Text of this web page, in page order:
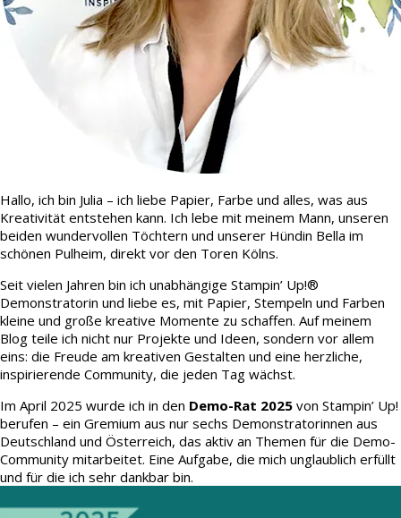
Hallo, ich bin Julia – ich liebe Papier, Farbe und alles, was aus
Kreativität entstehen kann. Ich lebe mit meinem Mann, unseren
beiden wundervollen Töchtern und unserer Hündin Bella im
schönen Pulheim, direkt vor den Toren Kölns.
Seit vielen Jahren bin ich unabhängige Stampin’ Up!®
Demonstratorin und liebe es, mit Papier, Stempeln und Farben
kleine und große kreative Momente zu schaffen. Auf meinem
Blog teile ich nicht nur Projekte und Ideen, sondern vor allem
eins: die Freude am kreativen Gestalten und eine herzliche,
inspirierende Community, die jeden Tag wächst.
Im April 2025 wurde ich in den Demo-Rat 2025 von Stampin’ Up!
berufen – ein Gremium aus nur sechs Demonstratorinnen aus
Deutschland und Österreich, das aktiv an Themen für die Demo-
Community mitarbeitet. Eine Aufgabe, die mich unglaublich erfüllt
und für die ich sehr dankbar bin.